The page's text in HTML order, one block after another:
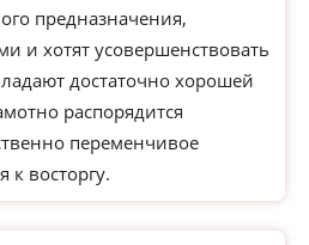
предназначения,
и хотят усовершенствовать
достаточно хорошей
распорядится
переменчивое
к восторгу.